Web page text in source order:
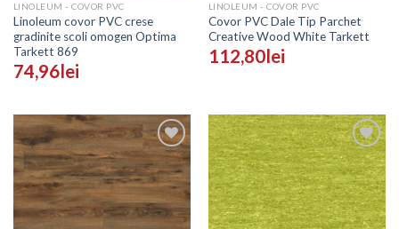
LINOLEUM - COVOR PVC
Linoleum covor PVC crese
gradinite scoli omogen Optima
Tarkett 869
74,96lei
LINOLEUM - COVOR PVC
Covor PVC Dale Tip Parchet
Creative Wood White Tarkett
112,80lei
Adaugă
în
Wishlist
Adaugă
în
Wishlist